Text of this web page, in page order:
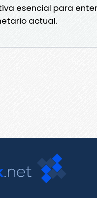
esencial para
actual.